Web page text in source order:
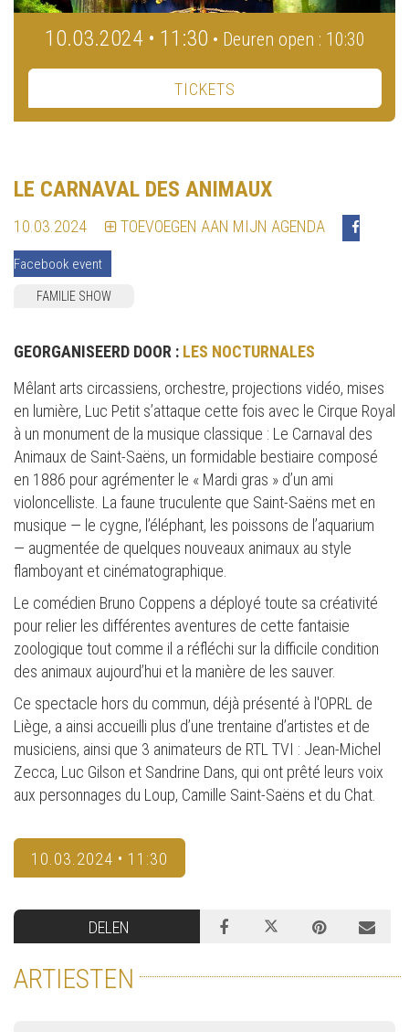
10.03.2024 • 11:30 • Deuren open : 10:30
TICKETS
LE CARNAVAL DES ANIMAUX
10.03.2024 TOEVOEGEN AAN MIJN AGENDA
Facebook event
FAMILIE SHOW
GEORGANISEERD DOOR : LES NOCTURNALES
Mêlant arts circassiens, orchestre, projections vidéo, mises
en lumière, Luc Petit s’attaque cette fois avec le Cirque Royal
à un monument de la musique classique : Le Carnaval des
Animaux de Saint-Saëns, un formidable bestiaire composé
en 1886 pour agrémenter le « Mardi gras » d’un ami
violoncelliste. La faune truculente que Saint-Saëns met en
musique — le cygne, l’éléphant, les poissons de l’aquarium
— augmentée de quelques nouveaux animaux au style
flamboyant et cinématographique.
Le comédien Bruno Coppens a déployé toute sa créativité
pour relier les différentes aventures de cette fantaisie
zoologique tout comme il a réfléchi sur la difficile condition
des animaux aujourd’hui et la manière de les sauver.
Ce spectacle hors du commun, déjà présenté à l'OPRL de
Liège, a ainsi accueilli plus d’une trentaine d’artistes et de
musiciens, ainsi que 3 animateurs de RTL TVI : Jean-Michel
Zecca, Luc Gilson et Sandrine Dans, qui ont prêté leurs voix
aux personnages du Loup, Camille Saint-Saëns et du Chat.
10.03.2024 • 11:30
DELEN
ARTIESTEN